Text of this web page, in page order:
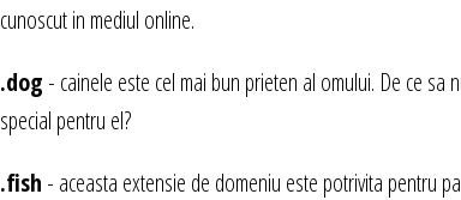
cunoscut in mediul online.
.dog - cainele este cel mai bun prieten al omului. De ce sa
special pentru el?
.fish - aceasta extensie de domeniu este potrivita pentru